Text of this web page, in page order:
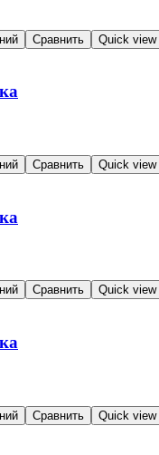
Сравнить Quick view
Сравнить Quick view
Сравнить Quick view
Сравнить Quick view